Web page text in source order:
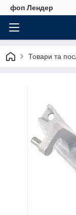
фоп Лендер
Товари та